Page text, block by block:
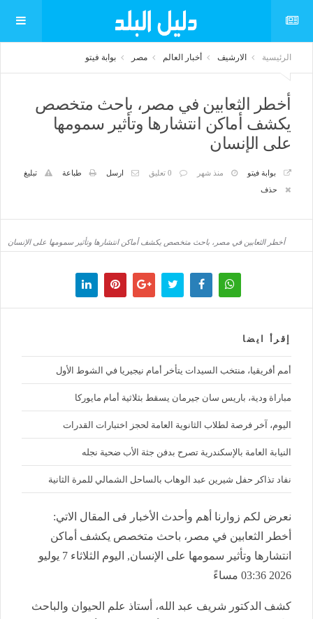
الرئيسية الارشيف أخبار العالم مصر بوابة فيتو
أخطر الثعابين في مصر، باحث متخصص
يكشف أماكن انتشارها وتأثير سمومها
على الإنسان
بوابة فيتو منذ شهر 0 تعليق ارسل طباعة
تبليغ
حذف
أخطر الثعابين في مصر، باحث متخصص يكشف أماكن انتشارها وتأثير سمومها على الإنسان
إقرأ ايضا
أمم أفريقيا، منتخب السيدات يتأخر أمام نيجيريا في الشوط الأول
مباراة ودية، باريس سان جيرمان يسقط بثلاثية أمام مايوركا
اليوم، آخر فرصة لطلاب الثانوية العامة لحجز اختبارات القدرات
النيابة العامة بالإسكندرية تصرح بدفن جثة الأب ضحية نجله
نفاد تذاكر حفل شيرين عبد الوهاب بالساحل الشمالي للمرة الثانية
نعرض لكم زوارنا أهم وأحدث الأخبار فى المقال الاتي:
أخطر الثعابين في مصر، باحث متخصص يكشف أماكن
انتشارها وتأثير سمومها على الإنسان, اليوم الثلاثاء 7 يوليو
2026 03:36 مساءً
كشف الدكتور شريف عبد الله، أستاذ علم الحيوان والباحث